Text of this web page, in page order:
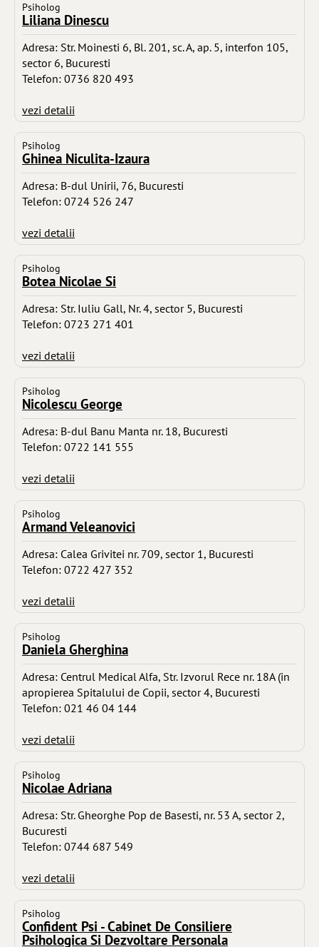
Psiholog
Liliana Dinescu
Adresa: Str. Moinesti 6, Bl. 201, sc. A, ap. 5, interfon 105,
sector 6, Bucuresti
Telefon: 0736 820 493
vezi detalii
Psiholog
Ghinea Niculita-Izaura
Adresa: B-dul Unirii, 76, Bucuresti
Telefon: 0724 526 247
vezi detalii
Psiholog
Botea Nicolae Si
Adresa: Str. Iuliu Gall, Nr. 4, sector 5, Bucuresti
Telefon: 0723 271 401
vezi detalii
Psiholog
Nicolescu George
Adresa: B-dul Banu Manta nr. 18, Bucuresti
Telefon: 0722 141 555
vezi detalii
Psiholog
Armand Veleanovici
Adresa: Calea Grivitei nr. 709, sector 1, Bucuresti
Telefon: 0722 427 352
vezi detalii
Psiholog
Daniela Gherghina
Adresa: Centrul Medical Alfa, Str. Izvorul Rece nr. 18A (in
apropierea Spitalului de Copii, sector 4, Bucuresti
Telefon: 021 46 04 144
vezi detalii
Psiholog
Nicolae Adriana
Adresa: Str. Gheorghe Pop de Basesti, nr. 53 A, sector 2,
Bucuresti
Telefon: 0744 687 549
vezi detalii
Psiholog
Confident Psi - Cabinet De Consiliere
Psihologica Si Dezvoltare Personala